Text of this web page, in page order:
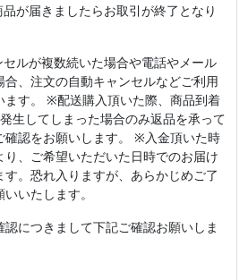
が届きましたらお取引が終了となり
ルが複数続いた場合や電話やメール
、注文の自動キャンセルなどご利用
ます。 ※配送購入頂いた際、商品到着
生してしまった場合のみ返品を承って
確認をお願いします。 ※入金頂いた時
、ご希望いただいた日時でのお届け
。恐れ入りますが、あらかじめご了
いたします。
につきまして下記ご確認お願いしま